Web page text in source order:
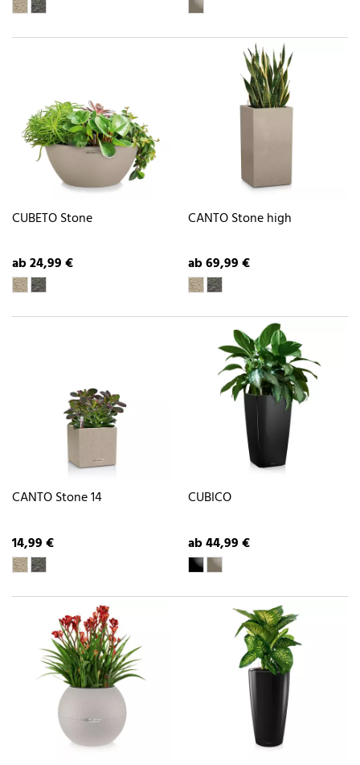
CUBETO Stone
ab 24,99 €
CANTO Stone high
ab 69,99 €
CANTO Stone 14
14,99 €
CUBICO
ab 44,99 €